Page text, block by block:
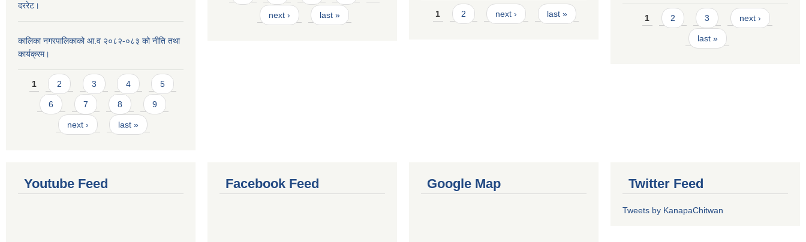
दररेट।
कालिका नगरपालिकाको आ.व २०८२-०८३ को नीति तथा
कार्यक्रम।
Pages
1 2 3 4 5
6 7 8 9
next › last »
next › last » Pages
1 2 next › last » Pages
1 2 3 next ›
last »
Youtube Feed Facebook Feed Google Map Twitter Feed
Tweets by KanapaChitwan